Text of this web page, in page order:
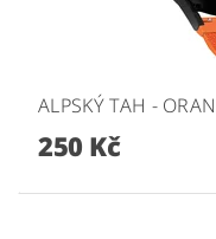
ALPSKÝ TAH -
250 Kč